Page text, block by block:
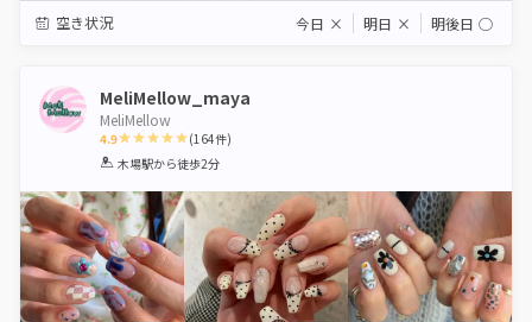
空き状況 今日 × 明日 × 明後日 ◯
MeliMellow_maya
MeliMellow
4.9
1 2 3 4 5
(164件)
木場駅から徒歩2分